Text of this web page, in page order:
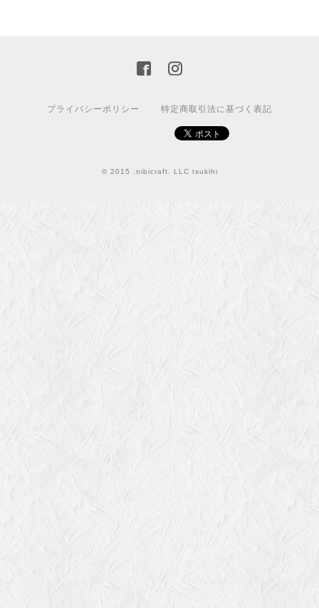
プライバシーポリシー 特定商取引法に基づく表記
© 2015 .nibicraft. LLC tsukihi